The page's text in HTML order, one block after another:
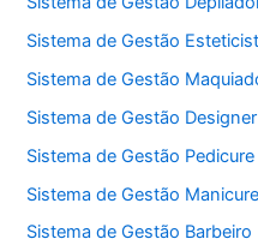
Sistema de Gestão
Sistema de Gestão
Sistema de Gestão
Sistema de Gestão Pedicure
Sistema de Gestão Manicure
Sistema de Gestão Barbeiro